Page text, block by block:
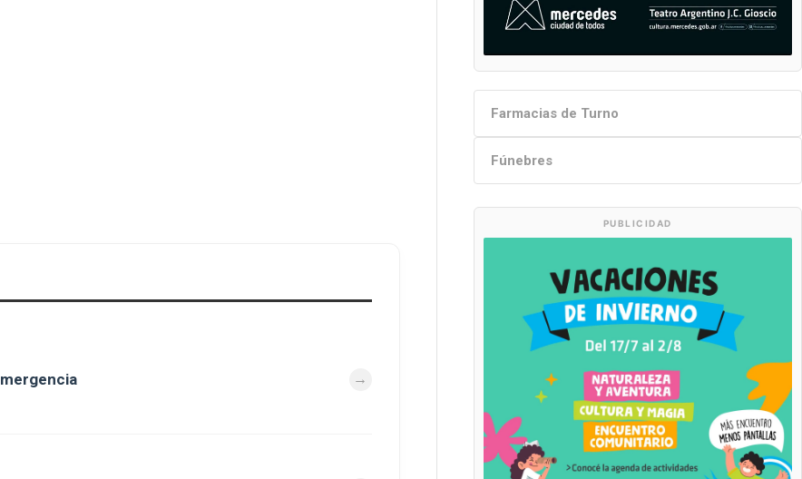
Farmacias de Turno
Fúnebres
PUBLICIDAD